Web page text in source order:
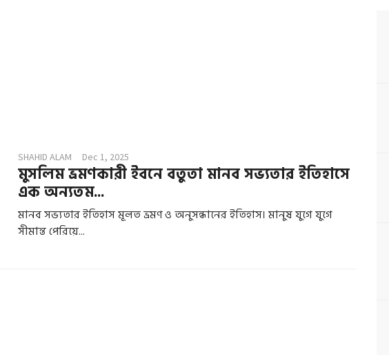
SHAHID ALAM Dec 1, 2025
মুসলিম ভ্রমণকারী ইবনে বতুতা মানব সভ্যতার ইতিহাসে
এক অন্যতম...
মানব সভ্যতার ইতিহাস মূলত ভ্রমণ ও অনুসন্ধানের ইতিহাস। মানুষ যুগে যুগে
সীমান্ত পেরিয়ে...